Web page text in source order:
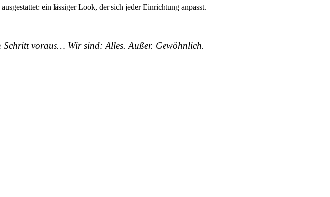
ein lässiger Look, der sich jeder Einrichtung anpasst.
Schritt voraus… Wir sind: Alles. Außer. Gewöhnlich.